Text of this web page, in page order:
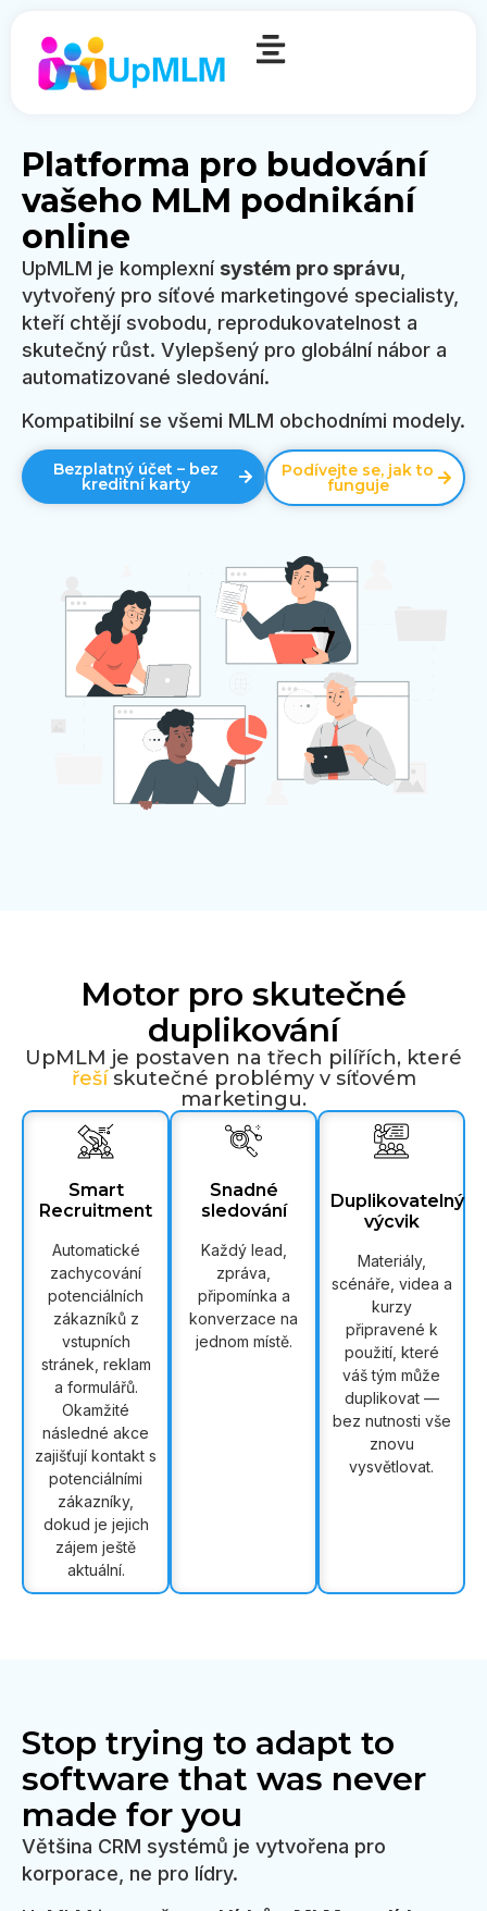
Platforma pro budování
vašeho MLM podnikání
online
UpMLM je komplexní systém pro správu
vytvořený pro síťové marketingové specialisty,
kteří chtějí svobodu, reprodukovatelnost a
skutečný růst. Vylepšený pro globální nábor a
automatizované sledování.
Kompatibilní se všemi MLM obchodními modely.
Bezplatný účet – bez
kreditní karty
Podívejte se, jak to
funguje
Motor pro skutečné
duplikování
UpMLM je postaven na třech pilířích, které
řešískutečné problémy v síťovém
marketingu.
Smart
Recruitment
Automatické
zachycování
potenciálních
zákazníků z
vstupních
stránek, reklam
a formulářů.
Okamžité
následné akce
zajišťují kontakt s
potenciálními
zákazníky,
dokud je jejich
zájem ještě
aktuální.
Snadné
sledování
Každý lead,
zpráva,
připomínka a
konverzace na
jednom místě.
Duplikovatelný
výcvik
Materiály,
scénáře, videa a
kurzy
připravené k
použití, které
váš tým může
duplikovat —
bez nutnosti vše
znovu
vysvětlovat.
Stop trying to adapt to
software that was never
made for you
Většina CRM systémů je vytvořena pro
korporace, ne pro lídry.